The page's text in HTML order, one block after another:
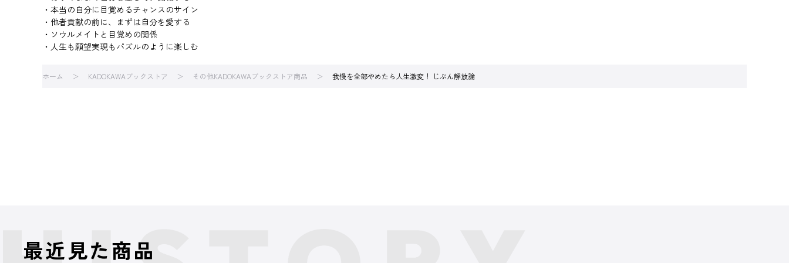
・本当の自分に目覚めるチャンスのサイン
・他者貢献の前に、まずは自分を愛する
・ソウルメイトと目覚めの関係
・人生も願望実現もパズルのように楽しむ
ホーム KADOKAWAブックストア その他KADOKAWAブックストア商品 我慢を全部やめたら人生激変！ じぶん解放論
最近見た商品